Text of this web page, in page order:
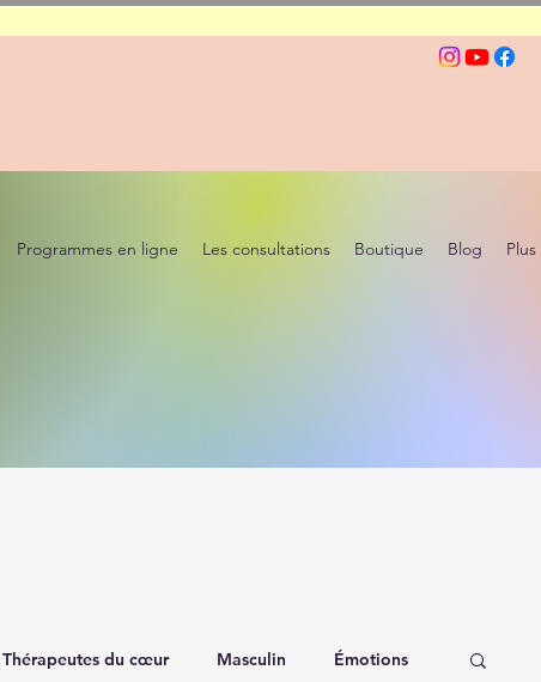
Programmes en ligne Les consultations Boutique Blog Plus
Thérapeutes du cœur Masculin Émotions